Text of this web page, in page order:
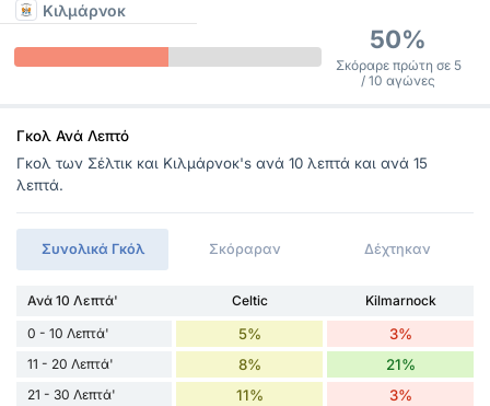
Κιλμάρνοκ
50%
Σκόραρε πρώτη σε 5
/ 10 αγώνες
Γκολ Ανά Λεπτό
Γκολ των Σέλτικ και Κιλμάρνοκ's ανά 10 λεπτά και ανά 15
λεπτά.
Συνολικά Γκόλ Σκόραραν Δέχτηκαν
Ανά 10 Λεπτά' Celtic
Kilmarnock
0 - 10 Λεπτά'
5% 3%
11 - 20 Λεπτά' 8% 21%
21 - 30 Λεπτά' 11% 3%